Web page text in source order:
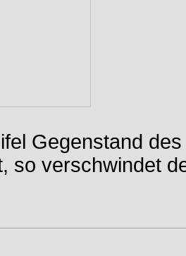
Gegenstand
so verschwindet